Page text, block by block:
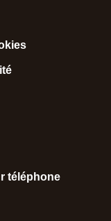
téléphone